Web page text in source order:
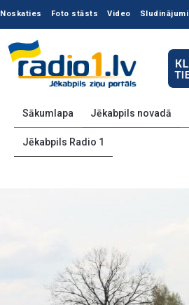
Noskaties Foto stāsts Video Sludinājumi
Sākumlapa Jēkabpils novadā
Jēkabpils Radio 1